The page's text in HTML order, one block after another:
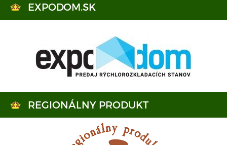
EXPODOM.SK
REGIONÁLNY PRODUKT